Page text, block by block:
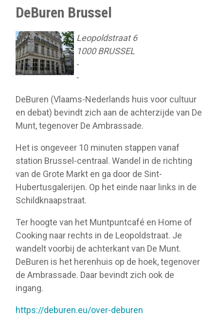
DeBuren Brussel
Leopoldstraat 6
1000 BRUSSEL
-
-
DeBuren (Vlaams-Nederlands huis voor cultuur
en debat) bevindt zich aan de achterzijde van De
Munt, tegenover De Ambrassade.
Het is ongeveer 10 minuten stappen vanaf
station Brussel-centraal. Wandel in de richting
van de Grote Markt en ga door de Sint-
Hubertusgalerijen. Op het einde naar links in de
Schildknaapstraat.
Ter hoogte van het Muntpuntcafé en Home of
Cooking naar rechts in de Leopoldstraat. Je
wandelt voorbij de achterkant van De Munt.
DeBuren is het herenhuis op de hoek, tegenover
de Ambrassade. Daar bevindt zich ook de
ingang.
https://deburen.eu/over-deburen